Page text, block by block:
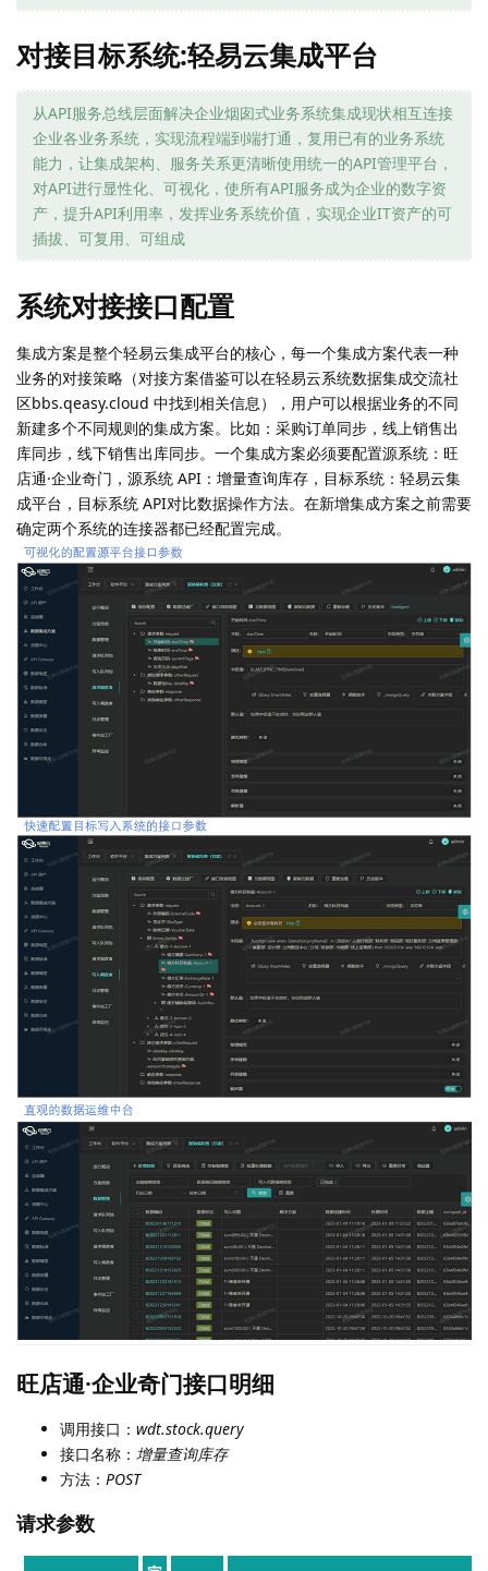
对接目标系统:轻易云集成平台
从API服务总线层面解决企业烟囱式业务系统集成现状相互连接
企业各业务系统，实现流程端到端打通，复用已有的业务系统
能力，让集成架构、服务关系更清晰使用统一的API管理平台，
对API进行显性化、可视化，使所有API服务成为企业的数字资
产，提升API利用率，发挥业务系统价值，实现企业IT资产的可
插拔、可复用、可组成
系统对接接口配置
集成方案是整个轻易云集成平台的核心，每一个集成方案代表一种
业务的对接策略（对接方案借鉴可以在轻易云系统数据集成交流社
区bbs.qeasy.cloud 中找到相关信息），用户可以根据业务的不同
新建多个不同规则的集成方案。比如：采购订单同步，线上销售出
库同步，线下销售出库同步。一个集成方案必须要配置源系统：旺
店通·企业奇门，源系统 API：增量查询库存，目标系统：轻易云集
成平台，目标系统 API对比数据操作方法。在新增集成方案之前需要
确定两个系统的连接器都已经配置完成。
旺店通·企业奇门接口明细
调用接口： wdt.stock.query
接口名称： 增量查询库存
方法： POST
请求参数